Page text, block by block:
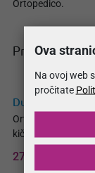
Ortopedico.
Proizvodi
Dušek
Ortopedski
kičme
27.140,00 RSD
Ova
Na ovoj web
pročitate